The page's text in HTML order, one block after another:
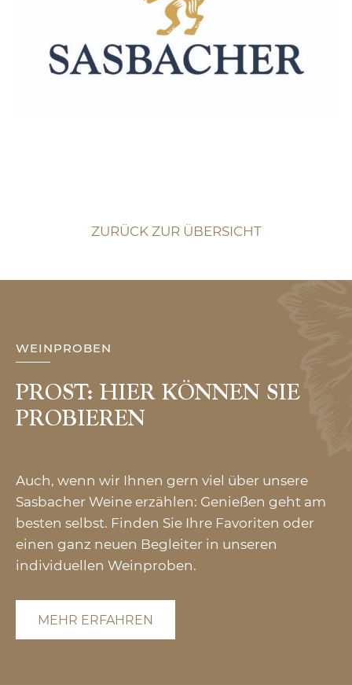
ZURÜCK ZUR ÜBERSICHT
WEINPROBEN
PROST: HIER KÖNNEN SIE
PROBIEREN
Auch, wenn wir Ihnen gern viel über unsere
Sasbacher Weine erzählen: Genießen geht am
besten selbst. Finden Sie Ihre Favoriten oder
einen ganz neuen Begleiter in unseren
individuellen Weinproben.
MEHR ERFAHREN